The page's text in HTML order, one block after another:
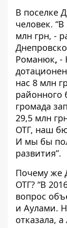
В поселке
человек.
млн грн, -
Романюк, -
нас 8 млн
районного
громада
29,5 млн
ОТГ, наш
И мы бы
развития”.
Почему же
ОТГ? “В
вопрос
и Аулами.
отказала,